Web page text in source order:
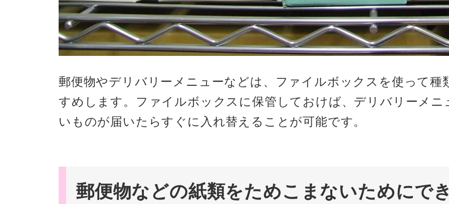
郵便物やデリバリーメニューなどは、ファイルボックスを使って
すめします。ファイルボックスに保管しておけば、デリバリーメニ
いものが届いたらすぐに入れ替えることが可能です。
郵便物などの紙類をためこまないためにで